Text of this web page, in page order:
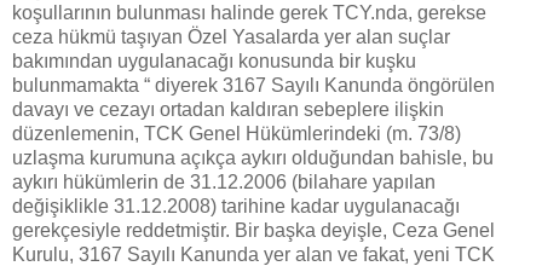
koşullarının bulunması halinde gerek TCY.nda, gerekse
ceza hükmü taşıyan Özel Yasalarda yer alan suçlar
bakımından uygulanacağı konusunda bir kuşku
bulunmamakta “ diyerek 3167 Sayılı Kanunda öngörülen
davayı ve cezayı ortadan kaldıran sebeplere ilişkin
düzenlemenin, TCK Genel Hükümlerindeki (m. 73/8)
uzlaşma kurumuna açıkça aykırı olduğundan bahisle, bu
aykırı hükümlerin de 31.12.2006 (bilahare yapılan
değişiklikle 31.12.2008) tarihine kadar uygulanacağı
gerekçesiyle reddetmiştir. Bir başka deyişle, Ceza Genel
Kurulu, 3167 Sayılı Kanunda yer alan ve fakat, yeni TCK